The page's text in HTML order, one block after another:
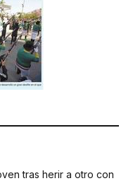
tras herir a otro con